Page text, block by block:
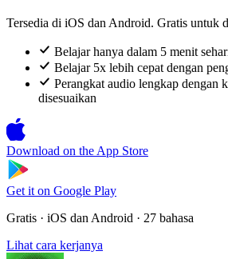
Tersedia di iOS dan Android. Gratis untuk
Belajar hanya dalam 5 menit
Belajar 5x lebih cepat dengan
Perangkat audio lengkap dengan
disesuaikan
Download on the App Store
Get it on Google Play
Gratis · iOS dan Android · 27 bahasa
Lihat cara kerjanya